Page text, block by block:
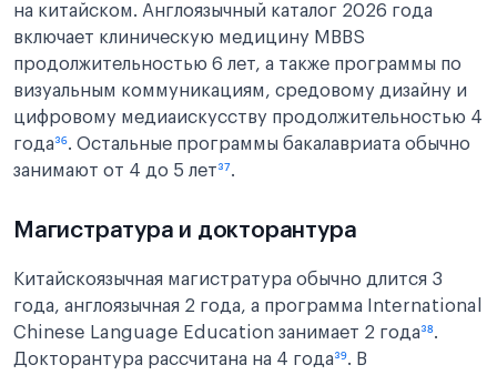
на китайском. Англоязычный каталог 2026 года
включает клиническую медицину MBBS
продолжительностью 6 лет, а также программы по
визуальным коммуникациям, средовому дизайну и
цифровому медиаискусству продолжительностью 4
года³⁶. Остальные программы бакалавриата обычно
занимают от 4 до 5 лет³⁷.
Магистратура и докторантура
Китайскоязычная магистратура обычно длится 3
года, англоязычная 2 года, а программа International
Chinese Language Education занимает 2 года³⁸.
Докторантура рассчитана на 4 года³⁹. В